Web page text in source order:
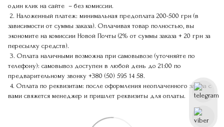
один клик на сайте – без комиссии.
2. Наложенный платеж: минимальная предоплата 200-500 грн (в
зависимости от суммы заказа). Оплачивая товар полностью, вы
экономите на комиссии Новой Почты (2% от суммы заказа + 20 грн за
пересылку средств).
3. Оплата наличными возможна при самовывозе (уточняйте по
телефону): самовывоз доступен в любой день до 21:00 по
предварительному звонку +380 (50) 595 14 58.
4. Оплата по реквизитам: после оформления неоплаченного заказа с
вами свяжется менеджер и пришлет реквизиты для оплаты.